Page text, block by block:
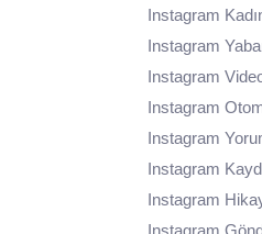
Instagram
Instagram
Instagram
Instagram
Instagram
Instagram
Instagram
Instagram